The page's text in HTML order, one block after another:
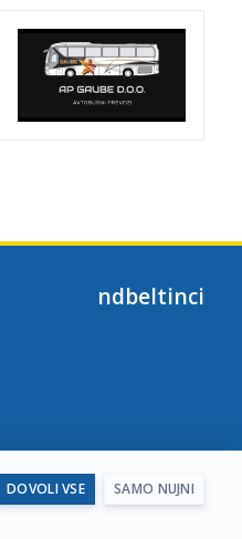
DOVOLI VSE SAMO NUJNI
ndbeltinci